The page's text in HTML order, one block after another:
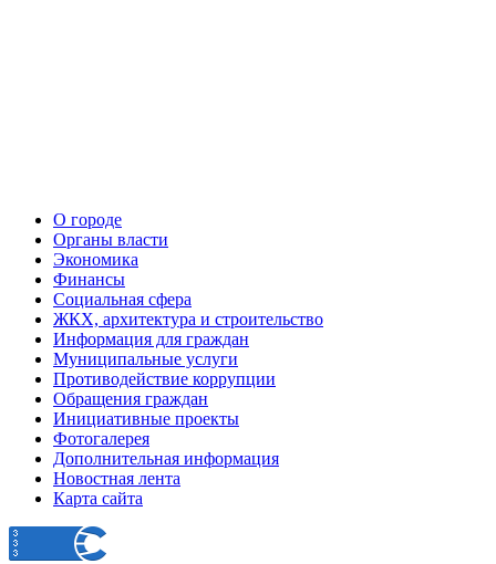
О городе
Органы власти
Экономика
Финансы
Социальная сфера
ЖКХ, архитектура и строительство
Информация для граждан
Муниципальные услуги
Противодействие коррупции
Обращения граждан
Инициативные проекты
Фотогалерея
Дополнительная информация
Новостная лента
Карта сайта